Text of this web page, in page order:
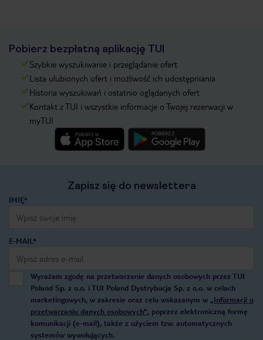
Pobierz bezpłatną aplikację TUI
Szybkie wyszukiwanie i przeglądanie ofert
Lista ulubionych ofert i możliwość ich udostępniania
Historia wyszukiwań i ostatnio oglądanych ofert
Kontakt z TUI i wszystkie informacje o Twojej rezerwacji w
myTUI
Zapisz się do newslettera
IMIĘ*
E-MAIL*
Wyrażam zgodę na przetwarzanie danych osobowych przez TUI
Poland Sp. z o.o. i TUI Poland Dystrybucja Sp. z o.o. w celach
marketingowych, w zakresie oraz celu wskazanym w „Informacji o
przetwarzaniu danych osobowych”, poprzez elektroniczną formę
komunikacji (e-mail), także z użyciem tzw. automatycznych
systemów wywołujących.